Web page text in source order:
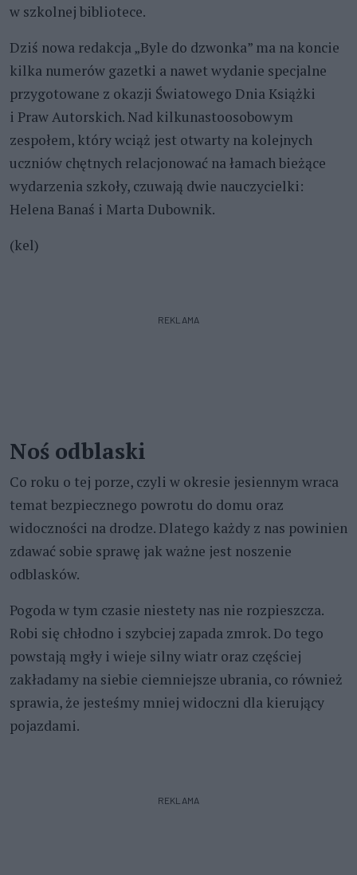
w szkolnej bibliotece.
Dziś nowa redakcja „Byle do dzwonka” ma na koncie
kilka numerów gazetki a nawet wydanie specjalne
przygotowane z okazji Światowego Dnia Książki
i Praw Autorskich. Nad kilkunastoosobowym
zespołem, który wciąż jest otwarty na kolejnych
uczniów chętnych relacjonować na łamach bieżące
wydarzenia szkoły, czuwają dwie nauczycielki:
Helena Banaś i Marta Dubownik.
(kel)
REKLAMA
Noś odblaski
Co roku o tej porze, czyli w okresie jesiennym wraca
temat bezpiecznego powrotu do domu oraz
widoczności na drodze. Dlatego każdy z nas powinien
zdawać sobie sprawę jak ważne jest noszenie
odblasków.
Pogoda w tym czasie niestety nas nie rozpieszcza.
Robi się chłodno i szybciej zapada zmrok. Do tego
powstają mgły i wieje silny wiatr oraz częściej
zakładamy na siebie ciemniejsze ubrania, co również
sprawia, że jesteśmy mniej widoczni dla kierujący
pojazdami.
REKLAMA